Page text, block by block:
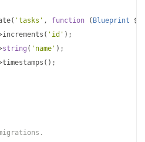
( 'tasks' , function ( Blueprint
increments ( 'id' );
string ( 'name' );
timestamps ();